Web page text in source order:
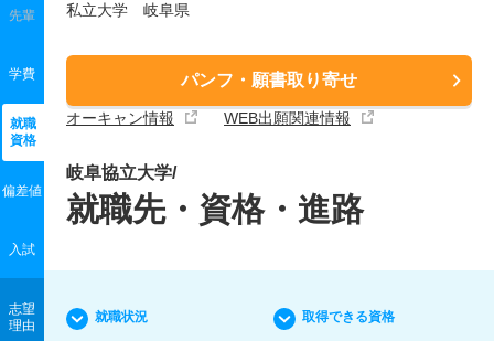
私立大学 岐阜県
パンフ・願書取り寄せ
オーキャン情報 WEB出願関連情報
先輩
学費
就職
資格
偏差値
入試
志望
理由
岐阜協立大学/
就職先・資格・進路
就職状況 取得できる資格